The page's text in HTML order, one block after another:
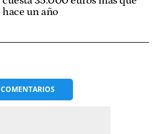
hace un año
COMENTARIOS